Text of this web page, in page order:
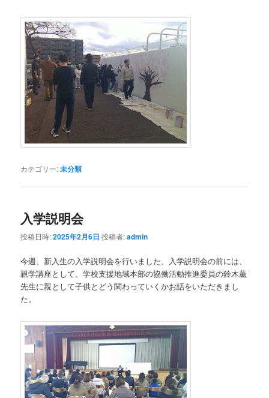
カテゴリー:未分類
入学説明会
投稿日時:2025年2月6日 投稿者:admin
今週、新入生の入学説明会を行いました。入学説明会の前には、
親学講座として、学校支援地域本部の協働活動推進委員の鈴木薫
先生に親として子供とどう関わっていくかお話をいただきまし
た。